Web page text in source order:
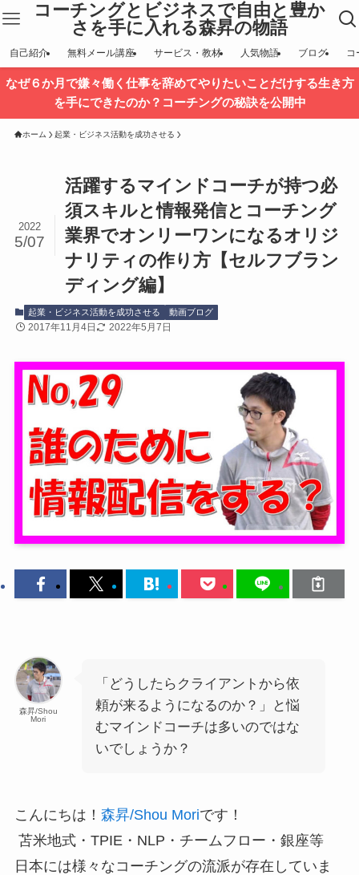
コーチングとビジネスで自由と豊か
さを手に入れる森昇の物語
自己紹介 無料メール講座 サービス・教材 人気物語 ブログ コ
なぜ６か月で嫌々働く仕事を辞めてやりたいことだけする生き方
を手にできたのか？コーチングの秘訣を公開中
ホーム 起業・ビジネス活動を成功させる
活躍するマインドコーチが持つ必
須スキルと情報発信とコーチング
業界でオンリーワンになるオリジ
ナリティの作り方【セルフブラン
ディング編】
2022
5/07
起業・ビジネス活動を成功させる 動画ブログ
2017年11月4日 2022年5月7日
森昇/Shou
Mori
「どうしたらクライアントから依
頼が来るようになるのか？」と悩
むマインドコーチは多いのではな
いでしょうか？
こんにちは！ 森昇/Shou Moriです！
苫米地式・TPIE・NLP・チームフロー・銀座等
日本には様々なコーチングの流派が存在していま